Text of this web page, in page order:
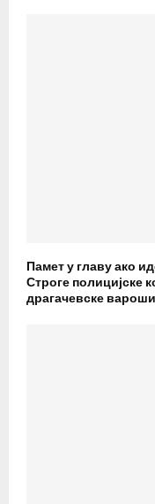
Памет у главу ако
Строге полицијске
драгачевске